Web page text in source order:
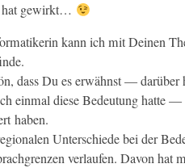
hat gewirkt…
kann ich mit Deinen
dass Du es erwähnst —
ein­mal diese Bedeu­tung hat­te
haben.
Unter­schiede bei der
ver­laufen. Davon hat